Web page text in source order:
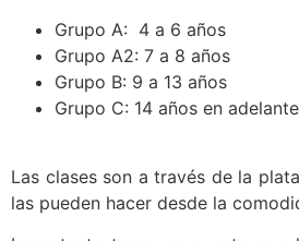
Grupo A: 4 a 6 años
Grupo A2: 7 a 8 años
Grupo B: 9 a 13 años
Grupo C: 14 años en
Las clases son a través de la
las pueden hacer desde la